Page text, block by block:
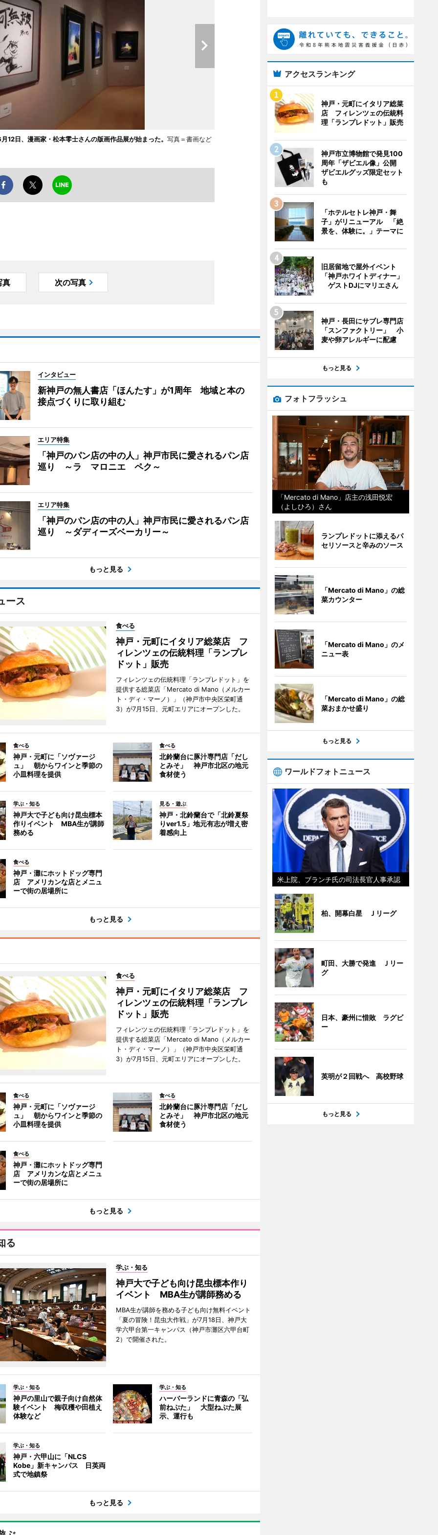
12日、漫画家・松本零士さんの版画作品展が始まった。 写真＝書画など
真 次の写真
インタビュー
新神戸の無人書店「ほんたす」が1周年 地域と本の
接点づくりに取り組む
エリア特集
「神戸のパン店の中の人」神戸市民に愛されるパン店
巡り ～ラ マロニエ ペク～
エリア特集
「神戸のパン店の中の人」神戸市民に愛されるパン店
巡り ～ダディーズベーカリー～
もっと見る
ース
食べる
神戸・元町にイタリア総菜店 フ
ィレンツェの伝統料理「ランプレ
ドット」販売
フィレンツェの伝統料理「ランプレドット」を
提供する総菜店「Mercato di Mano（メルカー
ト・ディ・マーノ）」（神戸市中央区栄町通
3）が7月15日、元町エリアにオープンした。
食べる
神戸・元町に「ソヴァージ
ュ」 朝からワインと季節の
小皿料理を提供
食べる
北鈴蘭台に豚汁専門店「だし
とみそ」 神戸市北区の地元
食材使う
学ぶ・知る
神戸大で子ども向け昆虫標本
作りイベント MBA生が講師
務める
見る・遊ぶ
神戸・北鈴蘭台で「北鈴夏祭
りver1.5」地元有志が増え密
着感向上
食べる
神戸・灘にホットドッグ専門
店 アメリカンな店とメニュ
ーで街の居場所に
もっと見る
食べる
神戸・元町にイタリア総菜店 フ
ィレンツェの伝統料理「ランプレ
ドット」販売
フィレンツェの伝統料理「ランプレドット」を
提供する総菜店「Mercato di Mano（メルカー
ト・ディ・マーノ）」（神戸市中央区栄町通
3）が7月15日、元町エリアにオープンした。
食べる
神戸・元町に「ソヴァージ
ュ」 朝からワインと季節の
小皿料理を提供
食べる
北鈴蘭台に豚汁専門店「だし
とみそ」 神戸市北区の地元
食材使う
食べる
神戸・灘にホットドッグ専門
店 アメリカンな店とメニュ
ーで街の居場所に
もっと見る
る
学ぶ・知る
神戸大で子ども向け昆虫標本作り
イベント MBA生が講師務める
MBA生が講師を務める子ども向け無料イベント
「夏の冒険！昆虫大作戦」が7月18日、神戸大
学六甲台第一キャンパス（神戸市灘区六甲台町
2）で開催された。
学ぶ・知る
神戸の里山で親子向け自然体
験イベント 梅収穫や田植え
体験など
学ぶ・知る
ハーバーランドに青森の「弘
前ねぷた」 大型ねぷた展
示、運行も
学ぶ・知る
神戸・六甲山に「NLCS
Kobe」新キャンパス 日英両
式で地鎮祭
もっと見る
アクセスランキング
神戸・元町にイタリア総菜
店 フィレンツェの伝統料
理「ランプレドット」販売
神戸市立博物館で発見100
周年「ザビエル像」公開
ザビエルグッズ限定セット
も
「ホテルセトレ神戸・舞
子」がリニューアル 「絶
景を、体験に。」テーマに
旧居留地で屋外イベント
「神戸ホワイトディナー」
ゲストDJにマリエさん
神戸・長田にサブレ専門店
「スンファクトリー」 小
麦や卵アレルギーに配慮
もっと見る
フォトフラッシュ
「Mercato di Mano」店主の浅田悦宏
（よしひろ）さん
ランプレドットに添えるパ
セリソースと辛みのソース
「Mercato di Mano」の総
菜カウンター
「Mercato di Mano」のメ
ニュー表
「Mercato di Mano」の総
菜おまかせ盛り
もっと見る
ワールドフォトニュース
米上院、ブランチ氏の司法長官人事承認
柏、開幕白星 Ｊリーグ
町田、大勝で発進 Ｊリー
グ
日本、豪州に惜敗 ラグビ
ー
英明が２回戦へ 高校野球
もっと見る